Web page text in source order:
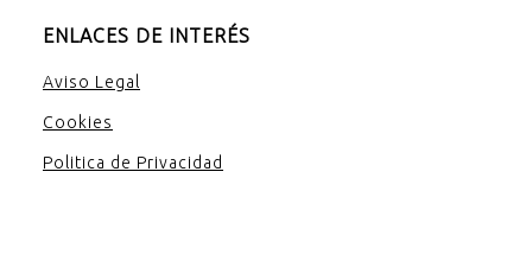
ENLACES DE INTERÉS
Aviso Legal
Cookies
Politica de Privacidad